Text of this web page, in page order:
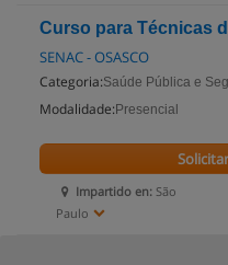
Curso para Técnicas
SENAC - OSASCO
Categoria:Saúde Pública e
Modalidade: Presencial
Impartido en: São
Paulo